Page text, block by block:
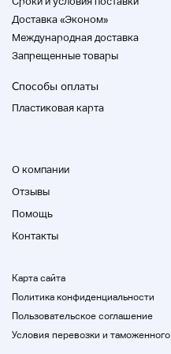
Обратите внимание,
по электронной почте.
О компании RAGTAG
>>> Для тех, кто
Доставка «Эконом»
Международная доставка
Запрещенные товары
Способы оплаты
Пластиковая карта
О компании
Отзывы
Помощь
Контакты
Карта сайта
Политика конфиденциальности
Пользовательское соглашение
Условия перевозки и